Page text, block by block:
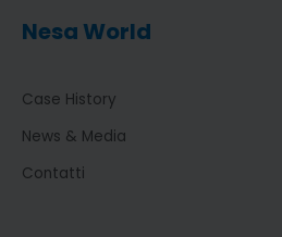
Nesa World
Case History
News & Media
Contatti